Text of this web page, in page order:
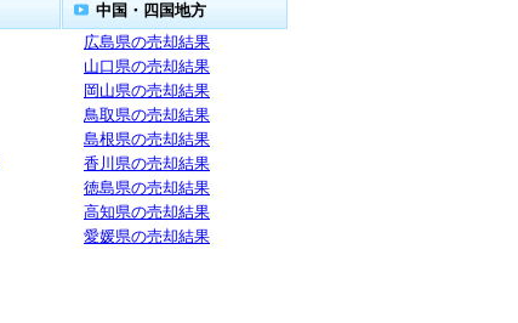
中国・四国地方
広島県の売却結果
山口県の売却結果
岡山県の売却結果
鳥取県の売却結果
島根県の売却結果
香川県の売却結果
徳島県の売却結果
高知県の売却結果
愛媛県の売却結果